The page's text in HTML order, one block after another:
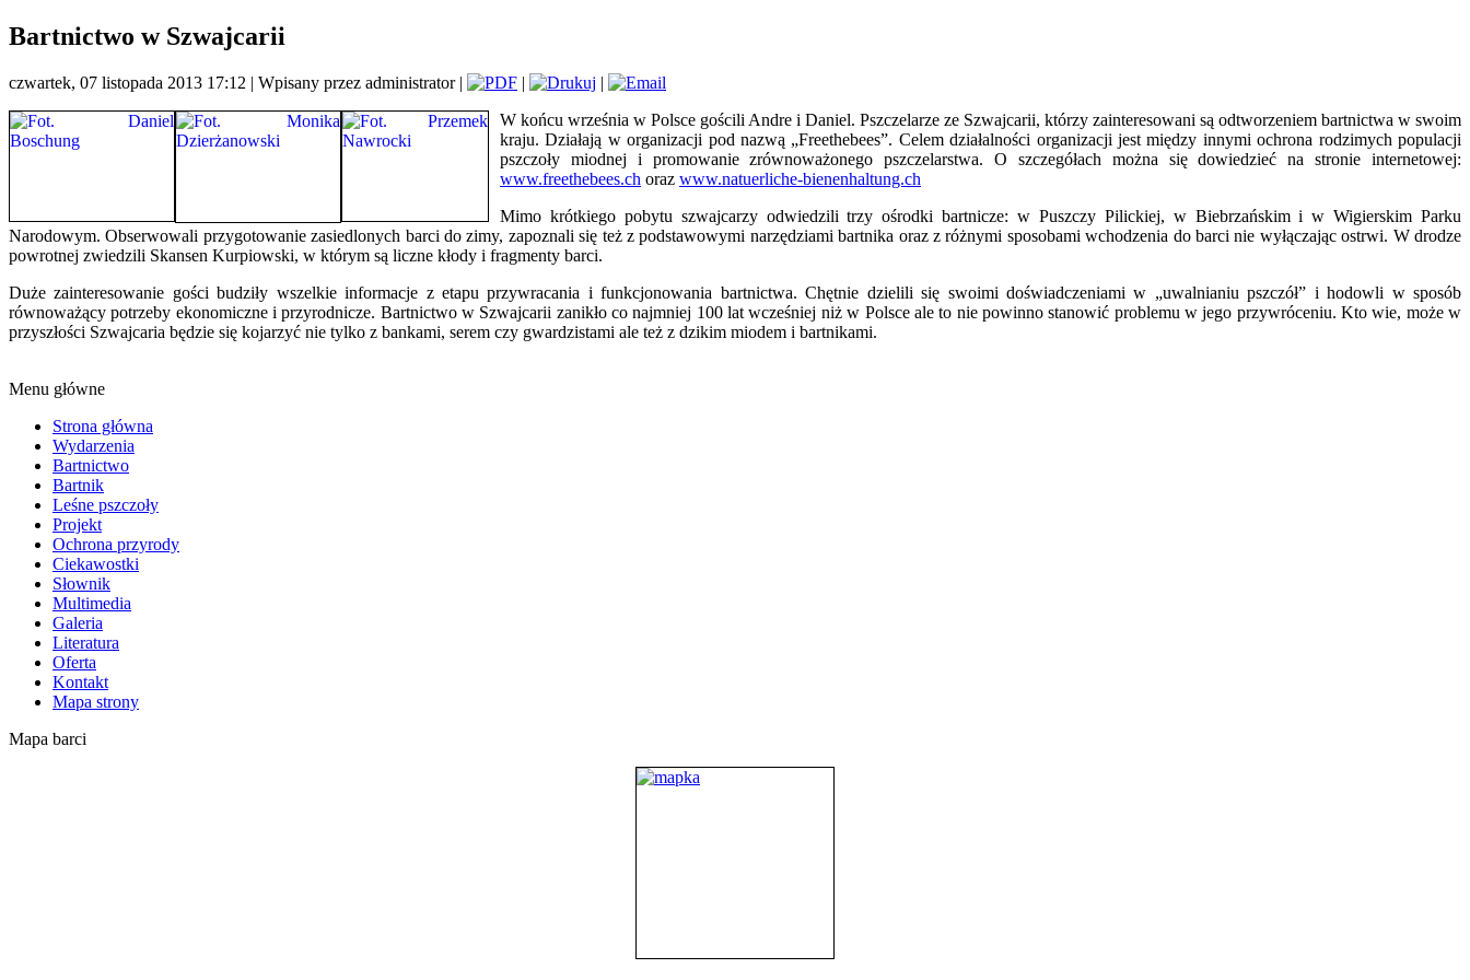
Bartnictwo w Szwajcarii
czwartek, 07 listopada 2013 17:12 | Wpisany przez administrator | |
|
W końcu września w Polsce gościli Andre i Daniel. Pszczelarze ze Szwajcarii, którzy zainteresowani są odtworzeniem bartnictwa w swoim
kraju. Działają w organizacji pod nazwą „Freethebees”. Celem działalności organizacji jest między innymi ochrona rodzimych populacji
pszczoły miodnej i promowanie zrównoważonego pszczelarstwa. O szczegółach można się dowiedzieć na stronie internetowej:
www.freethebees.ch oraz www.natuerliche-bienenhaltung.ch
Mimo krótkiego pobytu szwajcarzy odwiedzili trzy ośrodki bartnicze: w Puszczy Pilickiej, w Biebrzańskim i w Wigierskim Parku
Narodowym. Obserwowali przygotowanie zasiedlonych barci do zimy, zapoznali się też z podstawowymi narzędziami bartnika oraz z różnymi sposobami wchodzenia do barci nie wyłączając ostrwi. W drodze
powrotnej zwiedzili Skansen Kurpiowski, w którym są liczne kłody i fragmenty barci.
Duże zainteresowanie gości budziły wszelkie informacje z etapu przywracania i funkcjonowania bartnictwa. Chętnie dzielili się swoimi doświadczeniami w „uwalnianiu pszczół” i hodowli w sposób
równoważący potrzeby ekonomiczne i przyrodnicze. Bartnictwo w Szwajcarii zanikło co najmniej 100 lat wcześniej niż w Polsce ale to nie powinno stanowić problemu w jego przywróceniu. Kto wie, może w
przyszłości Szwajcaria będzie się kojarzyć nie tylko z bankami, serem czy gwardzistami ale też z dzikim miodem i bartnikami.
Menu główne
Strona główna
Wydarzenia
Bartnictwo
Bartnik
Leśne pszczoły
Projekt
Ochrona przyrody
Ciekawostki
Słownik
Multimedia
Galeria
Literatura
Oferta
Kontakt
Mapa strony
Mapa barci